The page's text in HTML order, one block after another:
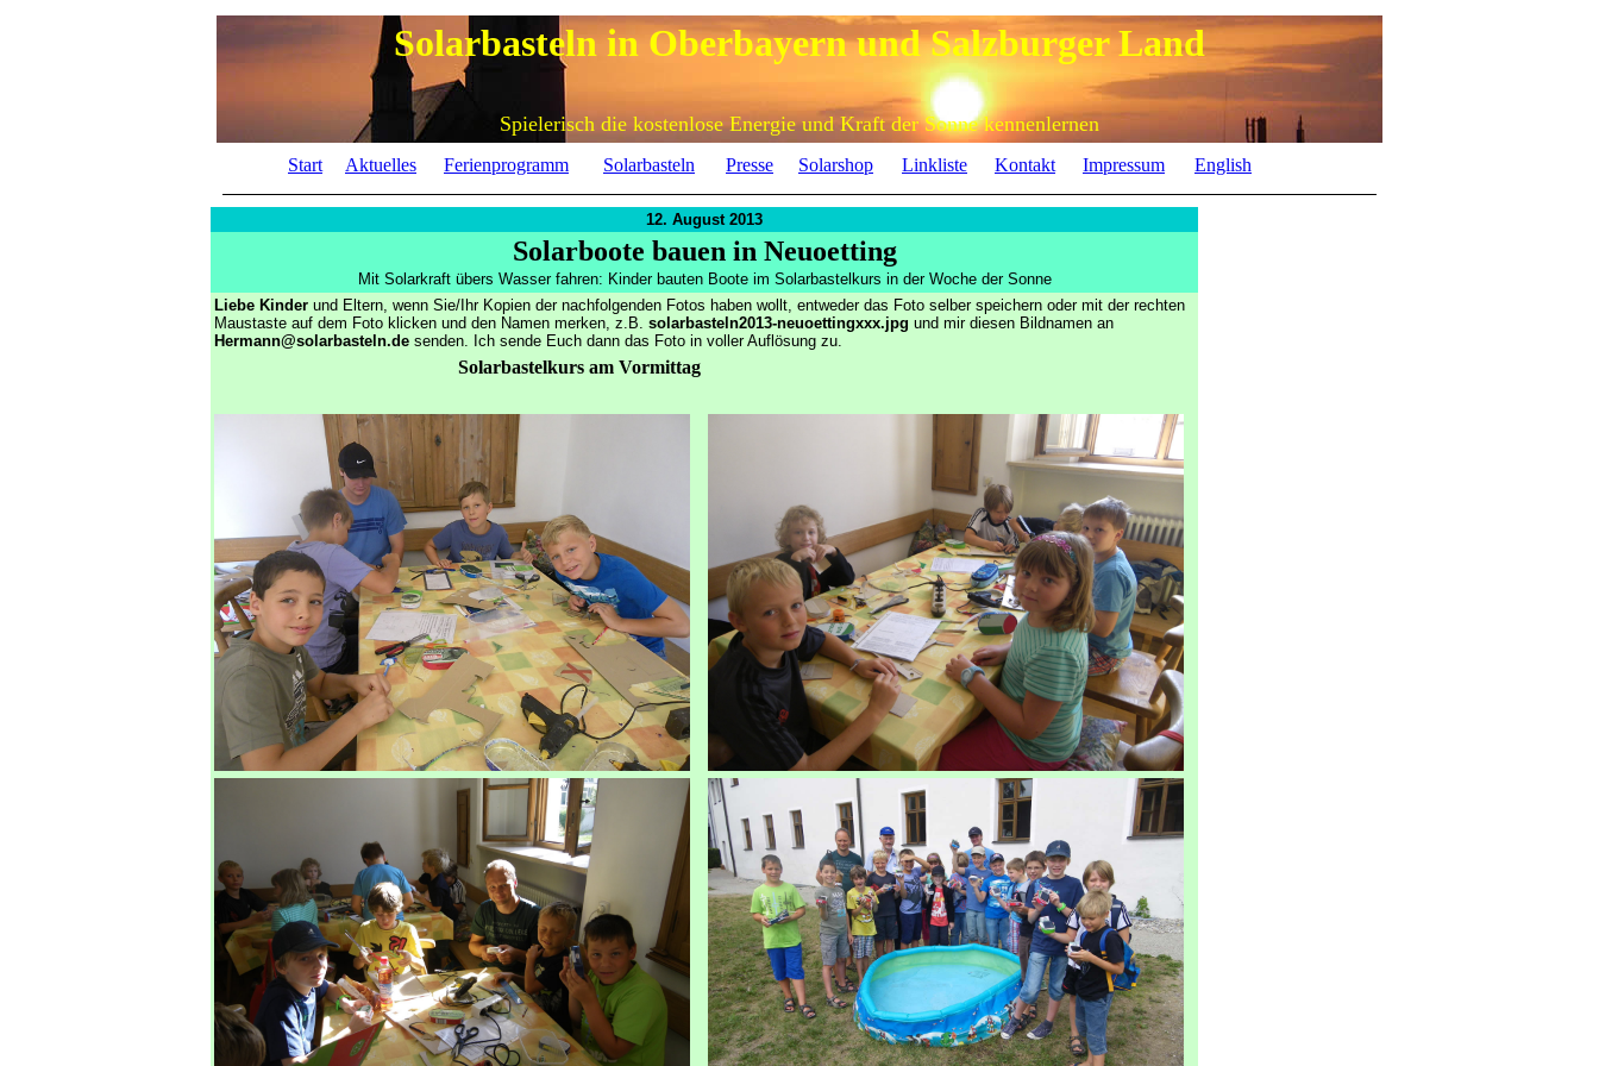
Solarbasteln in Oberbayern und Salzburger Land
Spielerisch die kostenlose Energie und Kraft der Sonne kennenlernen
Start Aktuelles Ferienprogramm Solarbasteln Presse Solarshop Linkliste Kontakt Impressum English
12. August 2013
Solarboote bauen in Neuoetting
Mit Solarkraft übers Wasser fahren: Kinder bauten Boote im Solarbastelkurs in der Woche der Sonne
Liebe Kinder und Eltern, wenn Sie/Ihr Kopien der nachfolgenden Fotos haben wollt, entweder das Foto selber speichern oder mit der rechten
Maustaste auf dem Foto klicken und den Namen merken, z.B. solarbasteln2013-neuoettingxxx.jpg und mir diesen Bildnamen an
Hermann@solarbasteln.de senden. Ich sende Euch dann das Foto in voller Auflösung zu.
Solarbastelkurs am Vormittag